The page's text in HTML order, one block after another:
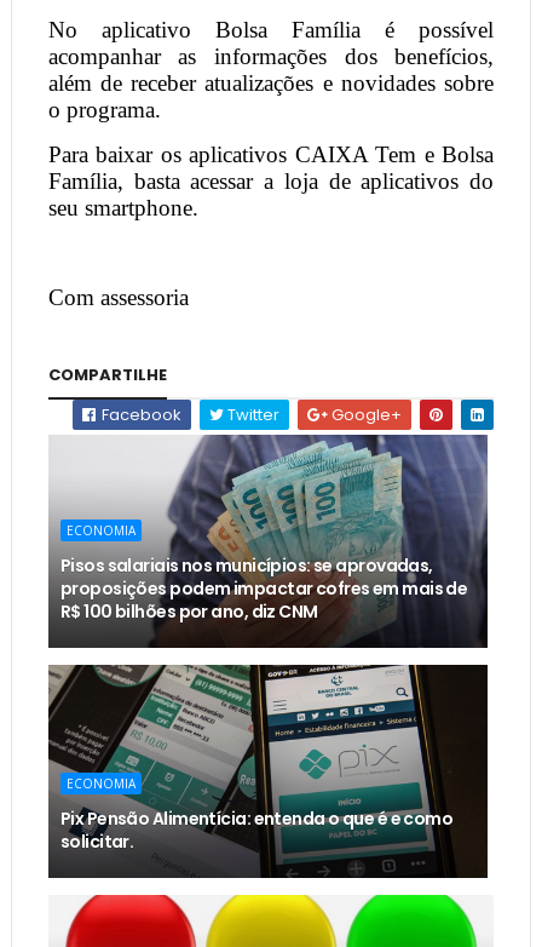
No aplicativo Bolsa Família é possível
acompanhar as informações dos benefícios,
além de receber atualizações e novidades sobre
o programa.
Para baixar os aplicativos CAIXA Tem e Bolsa
Família, basta acessar a loja de aplicativos do
seu smartphone.
Com assessoria
COMPARTILHE
Facebook
Twitter Google+
ECONOMIA
Pisos salariais nos municípios: se aprovadas,
proposições podem impactar cofres em mais de
R$ 100 bilhões por ano, diz CNM
ECONOMIA
Pix Pensão Alimentícia: entenda o que é e como
solicitar.